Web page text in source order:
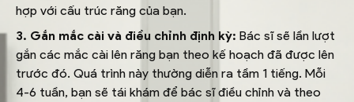
hợp với cấu trúc răng của bạn.
3. Gắn mắc cài và điều chỉnh định kỳ: Bác sĩ sẽ lần lượt
gắn các mắc cài lên răng bạn theo kế hoạch đã được lên
trước đó. Quá trình này thường diễn ra tầm 1 tiếng. Mỗi
4-6 tuần, bạn sẽ tái khám để bác sĩ điều chỉnh và theo